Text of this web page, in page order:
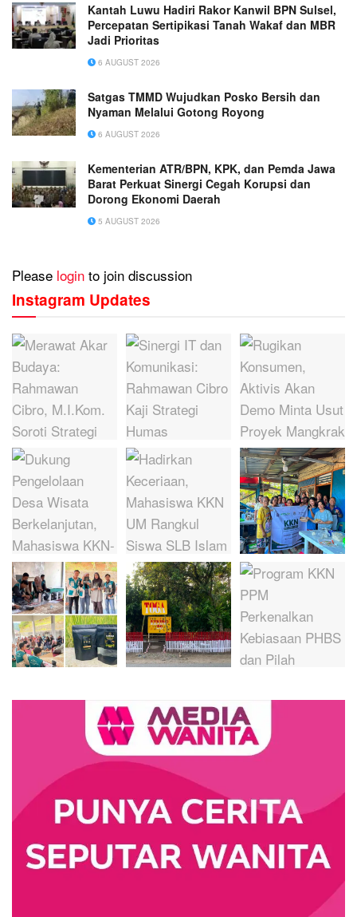
Kantah Luwu Hadiri Rakor Kanwil BPN Sulsel,
Percepatan Sertipikasi Tanah Wakaf dan MBR
Jadi Prioritas
6 AUGUST 2026
Satgas TMMD Wujudkan Posko Bersih dan
Nyaman Melalui Gotong Royong
6 AUGUST 2026
Kementerian ATR/BPN, KPK, dan Pemda Jawa
Barat Perkuat Sinergi Cegah Korupsi dan
Dorong Ekonomi Daerah
5 AUGUST 2026
Please login to join discussion
Instagram Updates